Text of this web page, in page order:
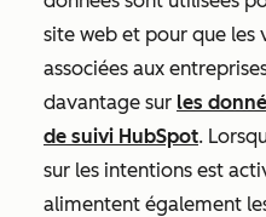
site web et pour que les
associées aux
davantage sur les
de suivi HubSpot.
sur les intentions est
alimentent également